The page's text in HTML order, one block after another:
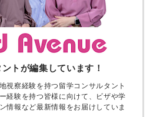
トが編集しています！
視察経験を持つ留学コンサルタント
経験を持つ皆様に向けて、ビザや学
情報など最新情報をお届けしていま